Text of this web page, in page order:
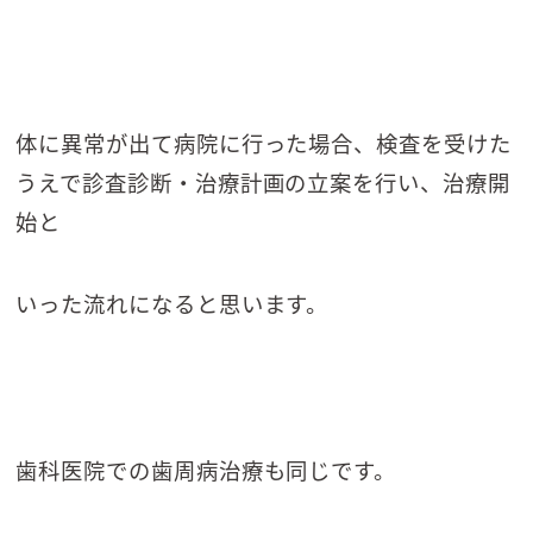
体に異常が出て病院に行った場合、検査を受けた
うえで診査診断・治療計画の立案を行い、治療開
始と
いった流れになると思います。
歯科医院での歯周病治療も同じです。